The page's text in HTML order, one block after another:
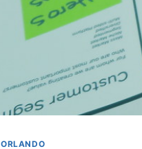
ORLANDO